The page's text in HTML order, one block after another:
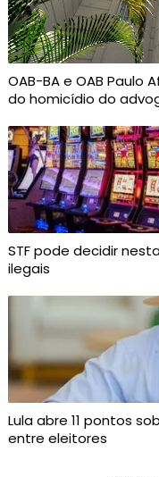
OAB-BA e OAB Paulo
do homicídio do
STF pode decidir
ilegais
Lula abre 11 pontos
entre eleitores